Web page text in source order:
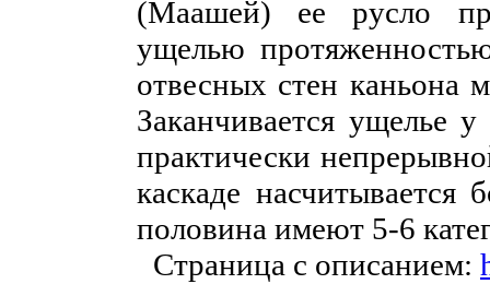
(Маашей) ее русло
ущелью
отвесных стен каньона
Заканчивается ущелье
практически
каскаде
половина имеют 5-6
Страница с описанием: